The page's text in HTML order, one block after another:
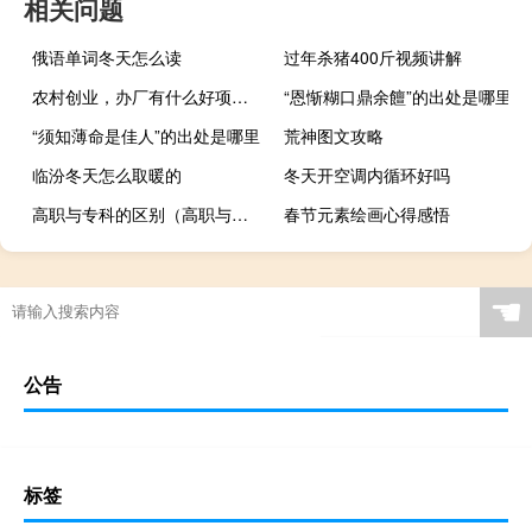
相关问题
俄语单词冬天怎么读
过年杀猪400斤视频讲解
农村创业，办厂有什么好项目吗
“恩惭糊口鼎余饘”的出处是哪里
“须知薄命是佳人”的出处是哪里
荒神图文攻略
临汾冬天怎么取暖的
冬天开空调内循环好吗
高职与专科的区别（高职与专科的区别）
春节元素绘画心得感悟
☚
公告
标签